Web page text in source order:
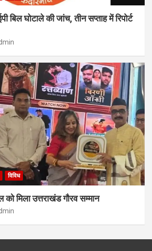
बिल घोटाले की जांच, तीन सप्ताह में रिपोर्ट
विविध
मिला उत्तराखंड गौरव सम्मान